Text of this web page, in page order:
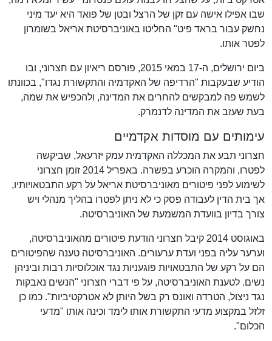
שבו אפילו אישה עם זקן של הרצל ובטן של פואד היא יעד מיני
נחשק עבור בראד פיט" החליטו באוניברסיטת אריאל בשומרון
לפטר אותו.
ביום ירושלים, ה-17 במאי 2015, פורסם ריאיון עם חצרוני, ובו
הודיע שבעקבות "הרדיפה של האקדמיה והתקשורת נגדו", בכוונתו
לשמש פה למבקשים להחרים את המדינה, ולהכפיש את שמה,
בעת שעזב את המדינה לדנמרק.
עימותים עם מוסדות אקדמיים
חצרוני תבע את המכללה האקדמית עמק יזרעאל, שביקשה
לפטרו, והמקרה הוכרע בפשרה. באפריל 2014 זומן חצרוני
לשימוע לפני פיטורים מאוניברסיטת אריאל על רקע התבטאויותיו,
אך בית הדין לעבודה פסק כי לא ניתן לפטרו בהליך מנהלי ויש
צורך בדיון בוועדת המשמעת של האוניברסיטה.
באוגוסט 2014 קיבל חצרוני הודעת פיטורים מהאוניברסיטה,
וערער עליה בפני ועדת ערעורים. האוניברסיטה טענה שהפיטורים
הם על רקע של התבטאויות פוגעניות נגד אוכלוסיות רבות וביניהן
נשים. לטענת האוניברסיטה, על פי דברי חצרוני "הנשים נאבקות
נגד ניצול, הטרדה ואונס רק בשל היותן לא אטרקטיביות". כמו כן
זלזל במקצוע מדעי התקשורת אותו לימד וכינה אותו "מדעי
הכלום".